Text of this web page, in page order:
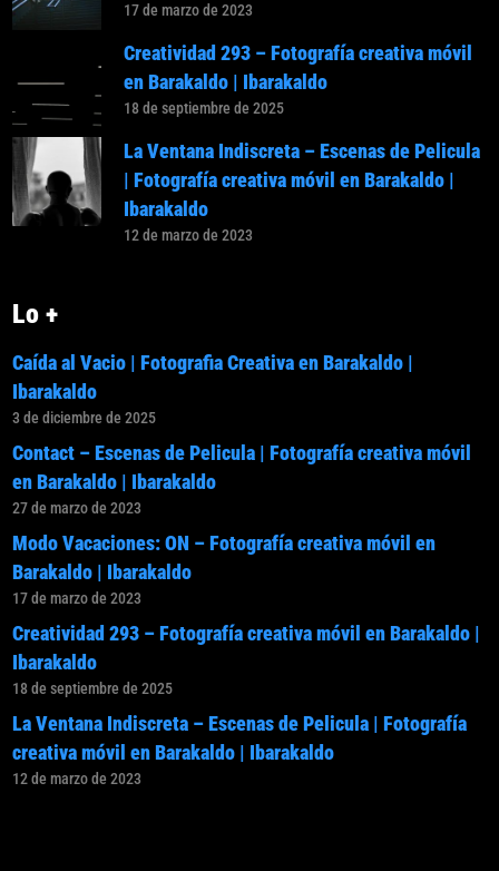
17 de marzo de 2023
Creatividad 293 – Fotografía creativa móvil
en Barakaldo | Ibarakaldo
18 de septiembre de 2025
La Ventana Indiscreta – Escenas de Pelicula
| Fotografía creativa móvil en Barakaldo |
Ibarakaldo
12 de marzo de 2023
Lo +
Caída al Vacio | Fotografia Creativa en Barakaldo |
Ibarakaldo
3 de diciembre de 2025
Contact – Escenas de Pelicula | Fotografía creativa móvil
en Barakaldo | Ibarakaldo
27 de marzo de 2023
Modo Vacaciones: ON – Fotografía creativa móvil en
Barakaldo | Ibarakaldo
17 de marzo de 2023
Creatividad 293 – Fotografía creativa móvil en Barakaldo |
Ibarakaldo
18 de septiembre de 2025
La Ventana Indiscreta – Escenas de Pelicula | Fotografía
creativa móvil en Barakaldo | Ibarakaldo
12 de marzo de 2023